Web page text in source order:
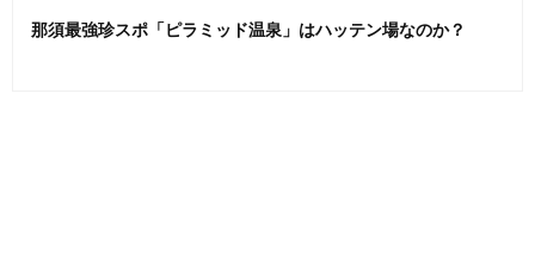
那須最強珍スポ「ピラミッド温泉」はハッテン場なのか？